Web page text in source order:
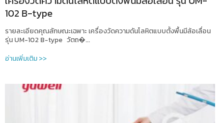
102 B-type
รายละเอียดคุณลักษณะเฉพาะ เครื่องวัดความดันโลหิตแบบตั้งพื้นมีล้อเลื่อน
รุ่น UM-102 B-type วัตถ�...
อ่านเพิ่มเติม >>